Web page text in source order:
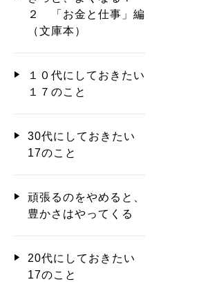
２ 「お金と仕事」編
（文庫本）
１０代にしておきたい
１７のこと
30代にしておきたい
17のこと
頑張るのをやめると、
豊かさはやってくる
20代にしておきたい
17のこと